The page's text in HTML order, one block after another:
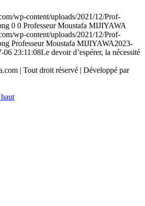
wp-content/uploads/2021/12/Prof-
0 0 Professeur Moustafa MIJIYAWA
wp-content/uploads/2021/12/Prof-
Professeur Moustafa MIJIYAWA2023-
06 23:11:08Le devoir d’espérer, la nécessité
| Tout droit réservé | Développé par